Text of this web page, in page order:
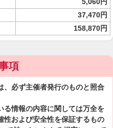
37,470円
158,870円
項
、必ず主催者発行のものと照合
る情報の内容に関しては万全を
性および安全性を保証するもの